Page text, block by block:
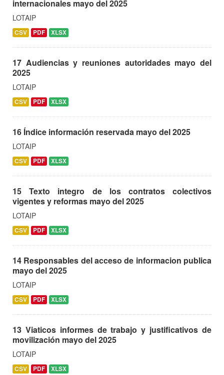
internacionales mayo del 2025
LOTAIP
CSV PDF XLSX
17 Audiencias y reuniones autoridades mayo del
2025
LOTAIP
CSV PDF XLSX
16 Índice información reservada mayo del 2025
LOTAIP
CSV PDF XLSX
15 Texto integro de los contratos colectivos
vigentes y reformas mayo del 2025
LOTAIP
CSV PDF XLSX
14 Responsables del acceso de informacion publica
mayo del 2025
LOTAIP
CSV PDF XLSX
13 Viaticos informes de trabajo y justificativos de
movilización mayo del 2025
LOTAIP
CSV PDF XLSX